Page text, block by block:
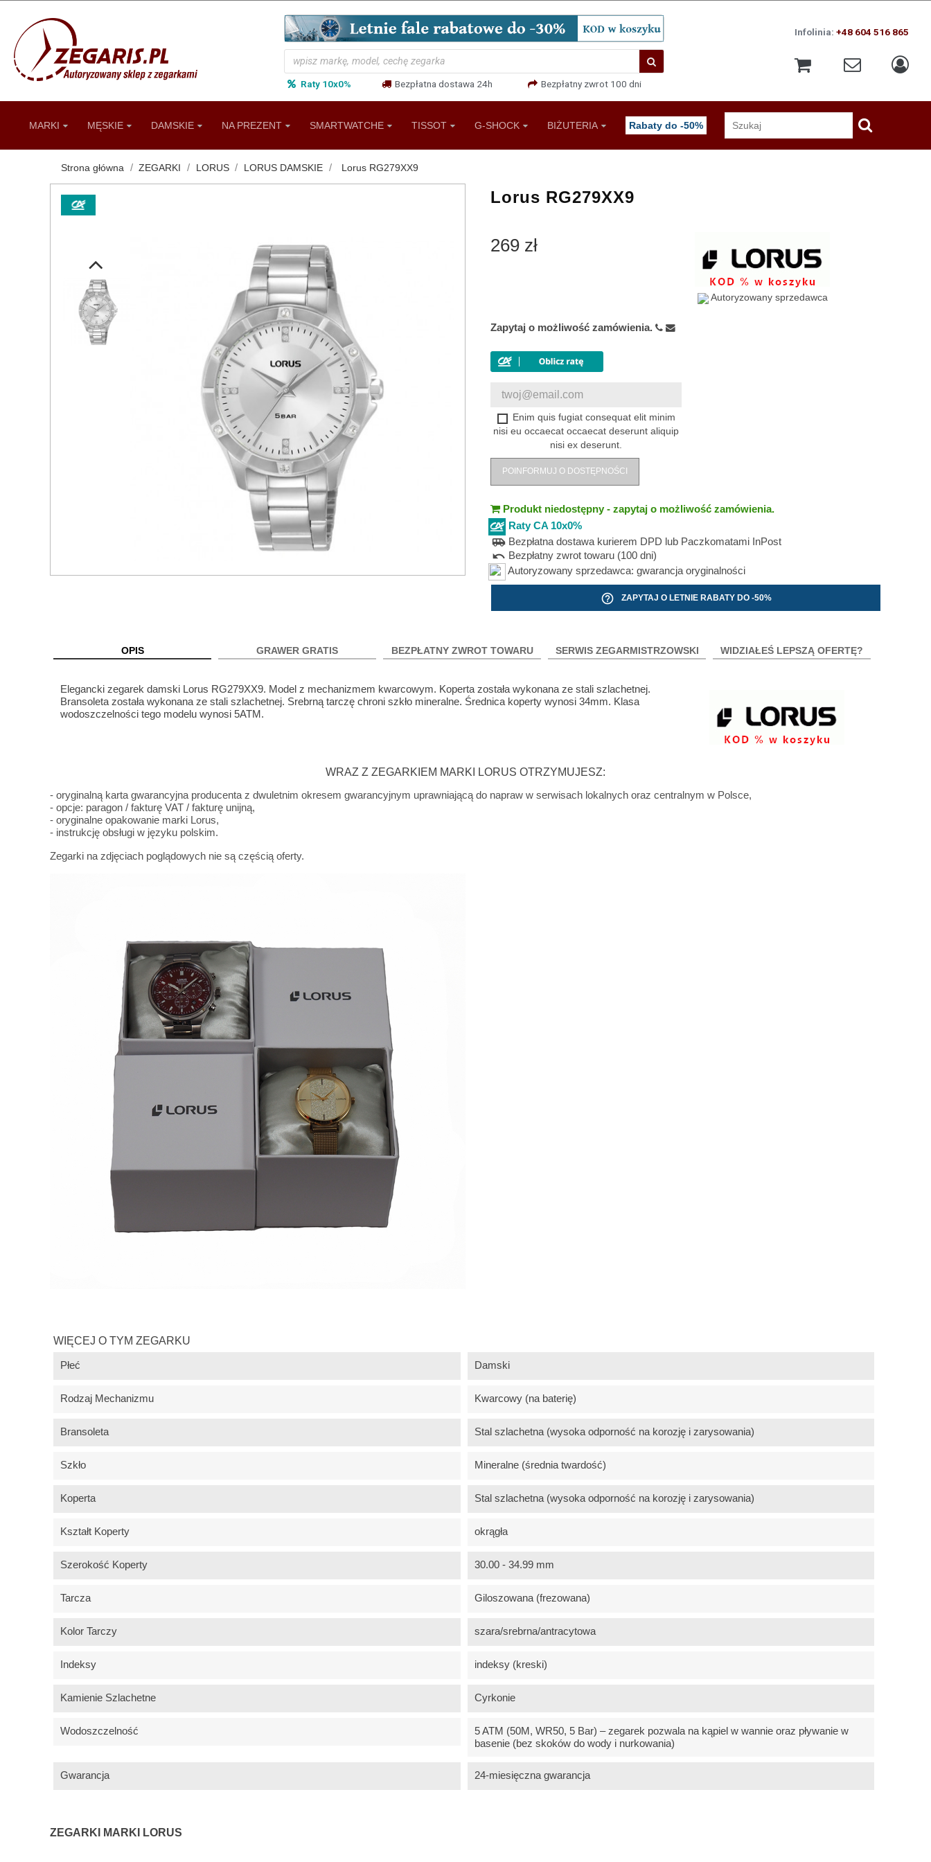
Raty 10x0% Bezpłatna dostawa 24h Bezpłatny zwrot 100 dni
Infolinia:+48 604 516 865
MARKI MĘSKIE DAMSKIE NA PREZENT SMARTWATCHE TISSOT G-SHOCK BIŻUTERIA Rabaty do -50%
Strona główna ZEGARKI LORUS LORUS DAMSKIE Lorus RG279XX9
Lorus RG279XX9
269 zł
Autoryzowany sprzedawca
Zapytaj o możliwość zamówienia.
Enim quis fugiat consequat elit minim
nisi eu occaecat occaecat deserunt aliquip
nisi ex deserunt.
POINFORMUJ O DOSTĘPNOŚCI
Produkt niedostępny - zapytaj o możliwość zamówienia.
Raty CA 10x0%
airport_shuttle Bezpłatna dostawa kurierem DPD lub Paczkomatami InPost
undo Bezpłatny zwrot towaru (100 dni)
Autoryzowany sprzedawca: gwarancja oryginalności
help_outline ZAPYTAJ O LETNIE RABATY DO -50%
OPIS GRAWER GRATIS BEZPŁATNY ZWROT TOWARU SERWIS ZEGARMISTRZOWSKI WIDZIAŁEŚ LEPSZĄ OFERTĘ?
Elegancki zegarek damski Lorus RG279XX9. Model z mechanizmem kwarcowym. Koperta została wykonana ze stali szlachetnej.
Bransoleta została wykonana ze stali szlachetnej. Srebrną tarczę chroni szkło mineralne. Średnica koperty wynosi 34mm. Klasa
wodoszczelności tego modelu wynosi 5ATM.
WRAZ Z ZEGARKIEM MARKI LORUS OTRZYMUJESZ:
- oryginalną karta gwarancyjna producenta z dwuletnim okresem gwarancyjnym uprawniającą do napraw w serwisach lokalnych oraz centralnym w Polsce,
- opcje: paragon / fakturę VAT / fakturę unijną,
- oryginalne opakowanie marki Lorus,
- instrukcję obsługi w języku polskim.
Zegarki na zdjęciach poglądowych nie są częścią oferty.
WIĘCEJ O TYM ZEGARKU
Płeć Damski
Rodzaj Mechanizmu Kwarcowy (na baterię)
Bransoleta Stal szlachetna (wysoka odporność na korozję i zarysowania)
Szkło Mineralne (średnia twardość)
Koperta Stal szlachetna (wysoka odporność na korozję i zarysowania)
Kształt Koperty okrągła
Szerokość Koperty 30.00 - 34.99 mm
Tarcza Giloszowana (frezowana)
Kolor Tarczy szara/srebrna/antracytowa
Indeksy indeksy (kreski)
Kamienie Szlachetne Cyrkonie
Wodoszczelność
5 ATM (50M, WR50, 5 Bar) – zegarek pozwala na kąpiel w wannie oraz pływanie w
basenie (bez skoków do wody i nurkowania)
Gwarancja 24-miesięczna gwarancja
ZEGARKI MARKI LORUS